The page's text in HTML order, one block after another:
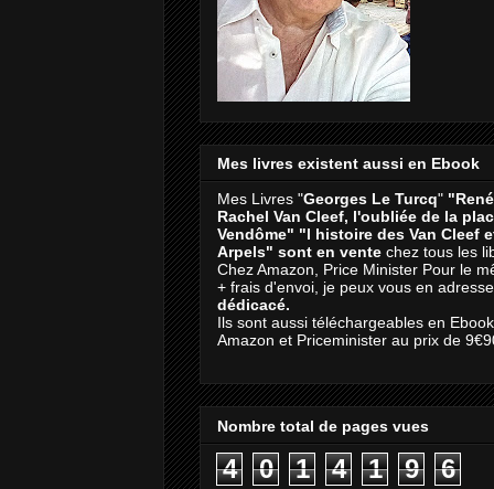
Mes livres existent aussi en Ebook
Mes Livres "Georges Le Turcq"
Rachel Van Cleef, l'oubliée de la
Vendôme" "l histoire des Van Cleef
Arpels" sont en vente chez tous les
Chez Amazon, Price Minister Pour le
+ frais d'envoi, je peux vous en
dédicacé.
Ils sont aussi téléchargeables en
Amazon et Priceminister au prix de
Nombre total de pages vues
4 0 1 4 1 9 6